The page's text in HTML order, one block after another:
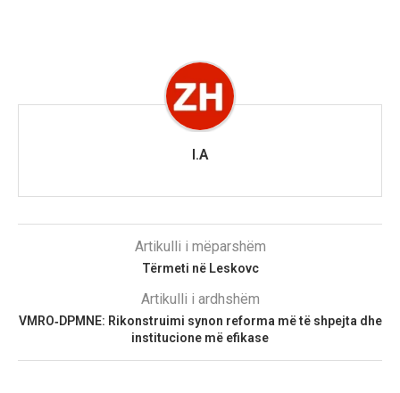
I.A
Artikulli i mëparshëm
Tërmeti në Leskovc
Artikulli i ardhshëm
VMRO‑DPMNE: Rikonstruimi synon reforma më të shpejta dhe
institucione më efikase